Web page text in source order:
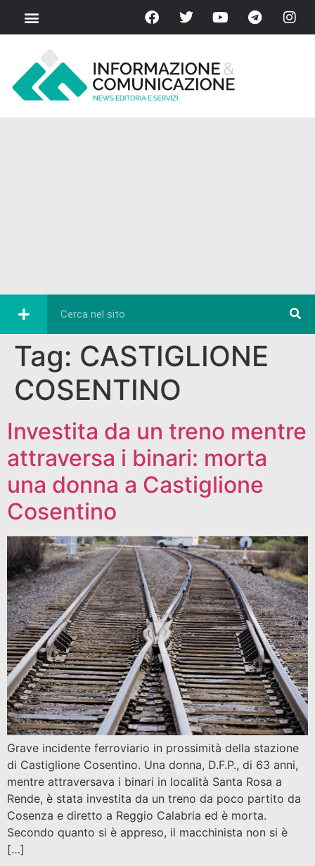
Tag: CASTIGLIONE
COSENTINO
Investita da un treno mentre
attraversa i binari: morta
una donna a Castiglione
Cosentino
Grave incidente ferroviario in prossimità della stazione
di Castiglione Cosentino. Una donna, D.F.P., di 63 anni,
mentre attraversava i binari in località Santa Rosa a
Rende, è stata investita da un treno da poco partito da
Cosenza e diretto a Reggio Calabria ed è morta.
Secondo quanto si è appreso, il macchinista non si è
[…]